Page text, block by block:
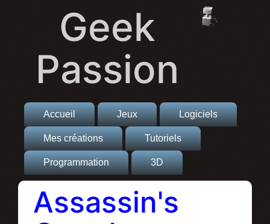
Geek
Passion
Accueil Jeux Logiciels
Mes créations Tutoriels
Programmation 3D
Assassin's